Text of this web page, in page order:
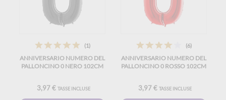
(1)
ANNIVERSARIO NUMERO DEL
PALLONCINO 0 NERO 102CM
3,97 € TASSE INCLUSE
(6)
ANNIVERSARIO NUMERO DEL
PALLONCINO 0 ROSSO 102CM
3,97 € TASSE INCLUSE